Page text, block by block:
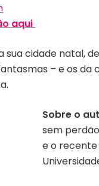
aqui
sua cidade natal,
– e os
Sobre o
sem
e o recente